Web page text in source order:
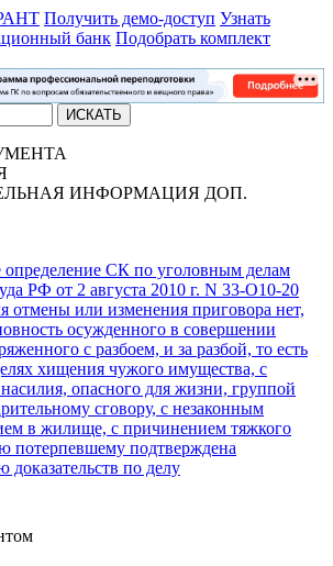
Получить демо-доступ Узнать
банк Подобрать комплект
ИНФОРМАЦИЯ ДОП.
определение СК по уголовным делам
РФ от 2 августа 2010 г. N 33-О10-20
отмены или изменения приговора нет,
осужденного в совершении
с разбоем, и за разбой, то есть
хищения чужого имущества, с
опасного для жизни, группой
сговору, с незаконным
в жилище, с причинением тяжкого
потерпевшему подтверждена
доказательств по делу